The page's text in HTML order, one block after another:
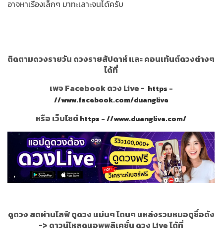
อาจหาเรื่องเล็กๆ มาทะเลาะจนได้ครับ
ติดตามดวงรายวัน ดวงรายสัปดาห์ และ คอนเท้นต์ดวงต่างๆ
ได้ที่
เพจ Facebook ดวง Live - https -
//www.facebook.com/duanglive
หรือ เว็บไซต์https - //www.duanglive.com/
ดูดวง สดผ่านไลฟ์ ดูดวง แม่นๆ โดนๆ แหล่งรวมหมอดูชื่อดัง
-> ดาวน์โหลดแอพพลิเคชั่น ดวง Live ได้ที่